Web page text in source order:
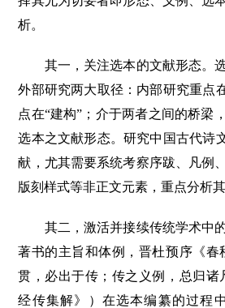
析。
其一，关注选本的文献形态。选
外部研究两大取径：内部研究重点
点在“建构”；介于两者之间的桥梁
选本之文献形态。研究中国古代诗
献，尤其需要系统考察序跋、凡例
版刻样式等非正文元素，重点分析
其二，激活并接续传统学术中
著书的主旨和体例，晋杜预序《春
贯，必出于传；传之义例，总归诸
经传集解》）在选本编纂的过程